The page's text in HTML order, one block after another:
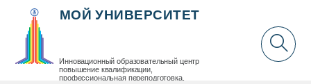
МОЙ УНИВЕРСИТЕТ
Инновационный образовательный центр
повышение квалификации,
профессиональная переподготовка,